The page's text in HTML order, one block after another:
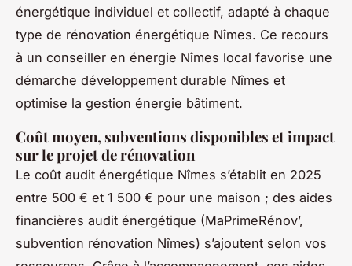
énergétique individuel et collectif, adapté à chaque
type de rénovation énergétique Nîmes. Ce recours
à un conseiller en énergie Nîmes local favorise une
démarche développement durable Nîmes et
optimise la gestion énergie bâtiment.
Coût moyen, subventions disponibles et impact
sur le projet de rénovation
Le coût audit énergétique Nîmes s’établit en 2025
entre 500 € et 1 500 € pour une maison ; des aides
financières audit énergétique (MaPrimeRénov’,
subvention rénovation Nîmes) s’ajoutent selon vos